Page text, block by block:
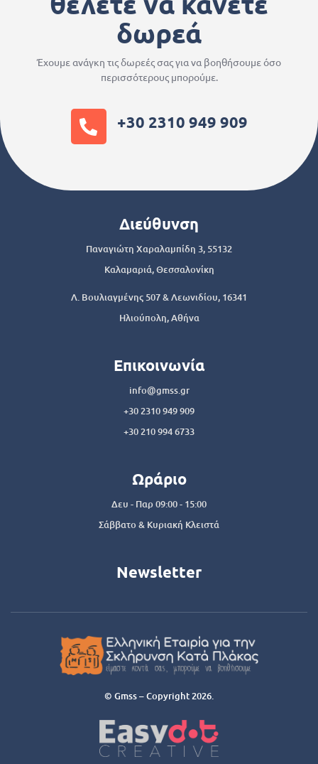
δωρεά
Έχουμε ανάγκη τις δωρεές σας για να βοηθήσουμε όσο
περισσότερους μπορούμε.
+30 2310 949 909
Διεύθυνση
Παναγιώτη Χαραλαμπίδη 3, 55132
Καλαμαριά, Θεσσαλονίκη
Λ. Βουλιαγμένης 507 & Λεωνιδίου, 16341
Ηλιούπολη, Αθήνα
Επικοινωνία
info@gmss.gr
+30 2310 949 909
+30 210 994 6733
Ωράριο
Δευ - Παρ 09:00 - 15:00
Σάββατο & Κυριακή Κλειστά
Newsletter
© Gmss – Copyright 2026.